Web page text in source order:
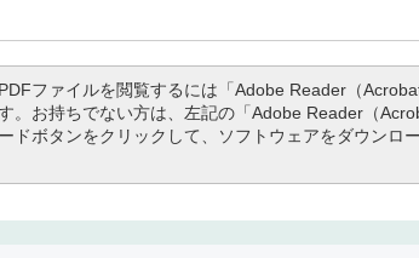
PDFファイルを閲覧するには「Adobe Reader（
。お持ちでない方は、左記の「Adobe Reader（
ードボタンをクリックして、ソフトウェアをダウンロ